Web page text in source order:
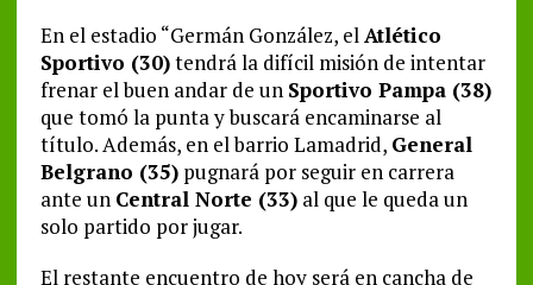
En el estadio “Germán González, elAtlético
Sportivo (30)tendrá la difícil misión de intentar
frenar el buen andar de un Sportivo Pampa (38)
que tomó la punta y buscará encaminarse al
título. Además, en el barrio Lamadrid, General
Belgrano (35)pugnará por seguir en carrera
ante un Central Norte (33)al que le queda un
solo partido por jugar.
El restante encuentro de hoy será en cancha de